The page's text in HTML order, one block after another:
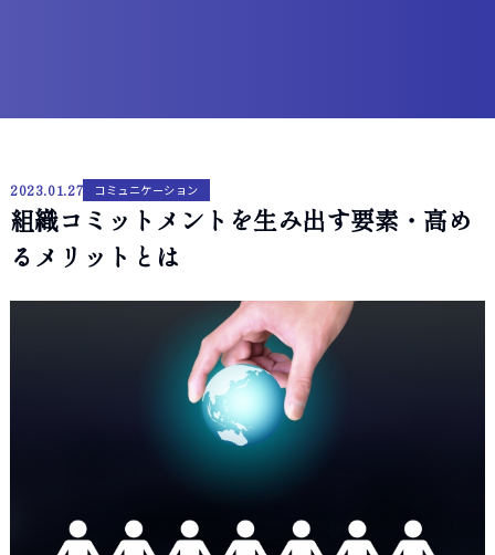
2023.01.27 コミュニケーション
組織コミットメントを生み出す要素・高め
るメリットとは